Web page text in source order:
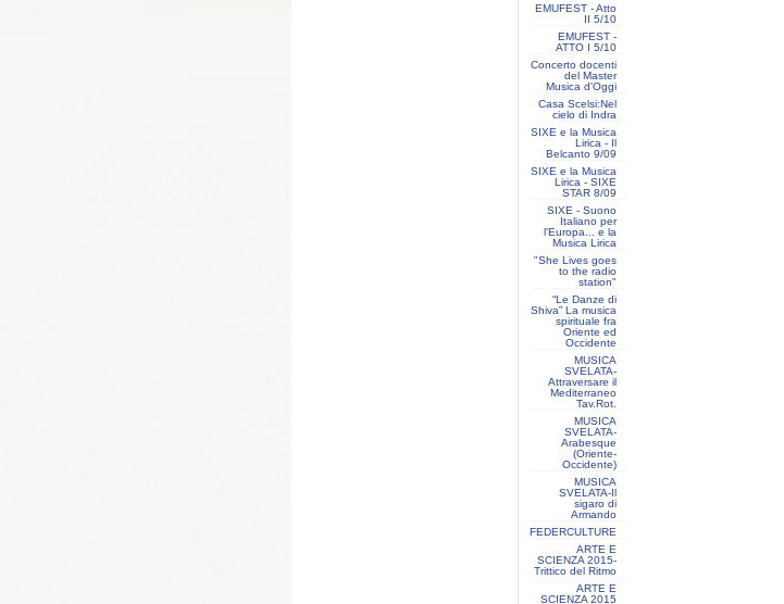
EMUFEST - Atto
II 5/10
EMUFEST -
ATTO I 5/10
Concerto docenti
del Master
Musica d'Oggi
Casa Scelsi:Nel
cielo di Indra
SIXE e la Musica
Lirica - Il
Belcanto 9/09
SIXE e la Musica
Lirica - SIXE
STAR 8/09
SIXE - Suono
Italiano per
l'Europa... e la
Musica Lirica
"She Lives goes
to the radio
station"
“Le Danze di
Shiva” La musica
spirituale fra
Oriente ed
Occidente
MUSICA
SVELATA-
Attraversare il
Mediterraneo
Tav.Rot.
MUSICA
SVELATA-
Arabesque
(Oriente-
Occidente)
MUSICA
SVELATA-Il
sigaro di
Armando
FEDERCULTURE
ARTE E
SCIENZA 2015-
Trittico del Ritmo
ARTE E
SCIENZA 2015